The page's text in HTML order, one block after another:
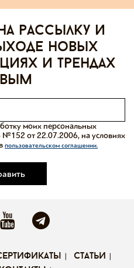
рассылку и
новых
и трендах
моих персональных
№152 от 22.07.2006, на условиях
пользовательском соглашении.
статьи